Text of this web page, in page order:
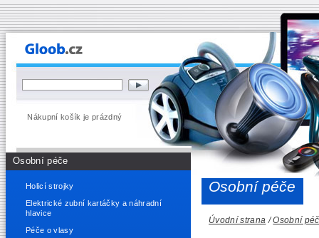
Nákupní košík je prázdný
Osobní péče
Holicí strojky
Elektrické zubní kartáčky a náhradní
hlavice
Péče o vlasy
Osobní péče
Úvodní strana /Osobní